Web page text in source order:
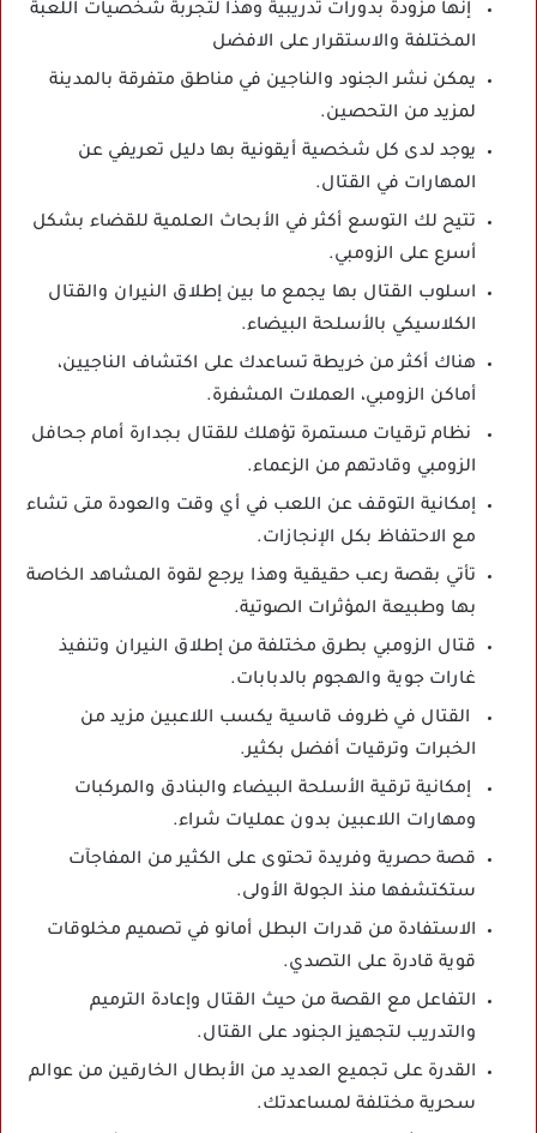
إنها مزودة بدورات تدريبية وهذا لتجربة شخصيات اللعبة
المختلفة والاستقرار على الافضل
يمكن نشر الجنود والناجين في مناطق متفرقة بالمدينة
لمزيد من التحصين.
يوجد لدى كل شخصية أيقونية بها دليل تعريفي عن
المهارات في القتال.
تتيح لك التوسع أكثر في الأبحاث العلمية للقضاء بشكل
أسرع على الزومبي.
اسلوب القتال بها يجمع ما بين إطلاق النيران والقتال
الكلاسيكي بالأسلحة البيضاء.
هناك أكثر من خريطة تساعدك على اكتشاف الناجيين،
أماكن الزومبي، العملات المشفرة.
نظام ترقيات مستمرة تؤهلك للقتال بجدارة أمام جحافل
الزومبي وقادتهم من الزعماء.
إمكانية التوقف عن اللعب في أي وقت والعودة متى تشاء
مع الاحتفاظ بكل الإنجازات.
تأتي بقصة رعب حقيقية وهذا يرجع لقوة المشاهد الخاصة
بها وطبيعة المؤثرات الصوتية.
قتال الزومبي بطرق مختلفة من إطلاق النيران وتنفيذ
غارات جوية والهجوم بالدبابات.
القتال في ظروف قاسية يكسب اللاعبين مزيد من
الخبرات وترقيات أفضل بكثير.
إمكانية ترقية الأسلحة البيضاء والبنادق والمركبات
ومهارات اللاعبين بدون عمليات شراء.
قصة حصرية وفريدة تحتوى على الكثير من المفاجآت
ستكتشفها منذ الجولة الأولى.
الاستفادة من قدرات البطل أمانو في تصميم مخلوقات
قوية قادرة على التصدي.
التفاعل مع القصة من حيث القتال وإعادة الترميم
والتدريب لتجهيز الجنود على القتال.
القدرة على تجميع العديد من الأبطال الخارقين من عوالم
سحرية مختلفة لمساعدتك.